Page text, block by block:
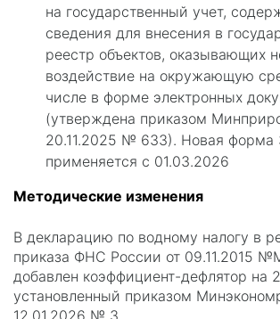
на государственный учет,
сведения для внесения в
реестр объектов, оказывающих
воздействие на окружающую
числе в форме электронных
(утверждена приказом
20.11.2025 № 633). Новая форма
применяется с 01.03.2026
Методические изменения
В декларацию по водному налогу в
приказа ФНС России от 09.11.2015
добавлен коэффициент-дефлятор на
установленный приказом
12.01.2026 № 3.